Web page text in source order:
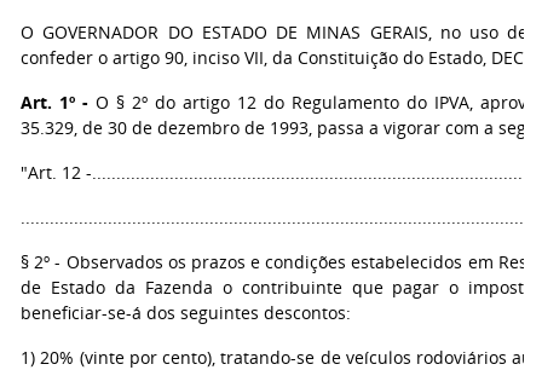
O GOVERNADOR DO ESTADO DE MINAS GERAIS, no uso
confeder o artigo 90, inciso VII, da Constituição do Estado,
Art. 1º - O § 2º do artigo 12 do Regulamento do IPVA,
35.329, de 30 de dezembro de 1993, passa a vigorar com a
"Art. 12 -
§ 2º - Observados os prazos e condições estabelecidos em
de Estado da Fazenda o contribuinte que pagar o
beneficiar-se-á dos seguintes descontos:
1) 20% (vinte por cento), tratando-se de veículos rodoviários